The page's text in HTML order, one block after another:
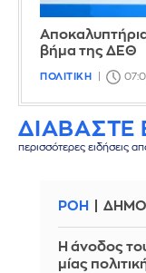
βήμα της ΔΕΘ
ΠΟΛΙΤΙΚΗ
ΔΙΑΒΑΣΤΕ
περισσότερες ειδήσεις
ΡΟΗ
Η άνοδος
μίας